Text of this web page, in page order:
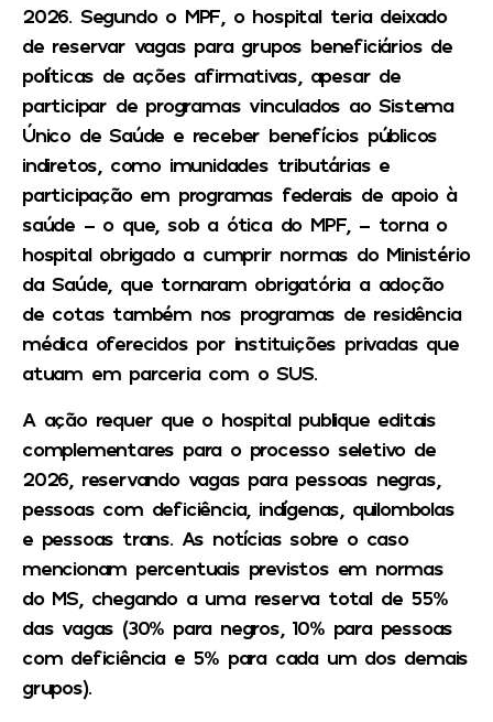
2026. Segundo o MPF, o hospital teria deixado
de reservar vagas para grupos beneficiários de
políticas de ações afirmativas, apesar de
participar de programas vinculados ao Sistema
Único de Saúde e receber benefícios públicos
indiretos, como imunidades tributárias e
participação em programas federais de apoio à
saúde – o que, sob a ótica do MPF, – torna o
hospital obrigado a cumprir normas do Ministério
da Saúde, que tornaram obrigatória a adoção
de cotas também nos programas de residência
médica oferecidos por instituições privadas que
atuam em parceria com o SUS.
A ação requer que o hospital publique editais
complementares para o processo seletivo de
2026, reservando vagas para pessoas negras,
pessoas com deficiência, indígenas, quilombolas
e pessoas trans. As notícias sobre o caso
mencionam percentuais previstos em normas
do MS, chegando a uma reserva total de 55%
das vagas (30% para negros, 10% para pessoas
com deficiência e 5% para cada um dos demais
grupos).